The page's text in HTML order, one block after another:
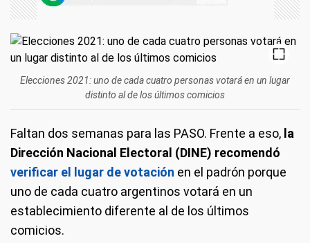
Elecciones 2021: uno de cada cuatro personas votará en un lugar
distinto al de los últimos comicios
Faltan dos semanas para las PASO. Frente a eso, la
Dirección Nacional Electoral (DINE) recomendó
verificar el lugar de votación en el padrón porque
uno de cada cuatro argentinos votará en un
establecimiento diferente al de los últimos
comicios.